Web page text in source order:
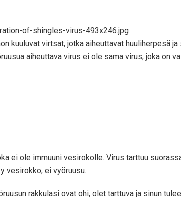
kuuluvat virtsat, jotka aiheuttavat huuliherpesä ja
aiheuttava virus ei ole sama virus, joka on
ei ole immuuni vesirokolle. Virus tarttuu
vesirokko, ei vyöruusu.
rakkulasi ovat ohi, olet tarttuva ja sinun